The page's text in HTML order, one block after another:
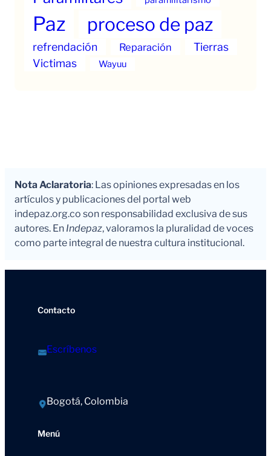
Paz proceso de paz
refrendación Reparación
Tierras
Victimas
Wayuu
Nota Aclaratoria: Las opiniones expresadas en los
artículos y publicaciones del portal web
indepaz.org.co son responsabilidad exclusiva de sus
autores. En Indepaz, valoramos la pluralidad de voces
como parte integral de nuestra cultura institucional.
Contacto
Escríbenos
Bogotá, Colombia
Menú